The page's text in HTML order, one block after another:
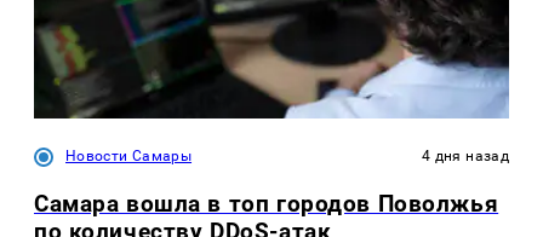
Новости Самары 4 дня назад
Самара вошла в топ городов Поволжья